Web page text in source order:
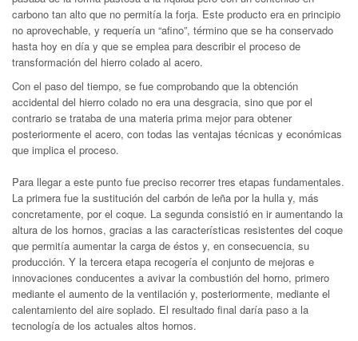
carbono tan alto que no permitía la forja. Este producto era en principio
no aprovechable, y requería un “afino”, término que se ha conservado
hasta hoy en día y que se emplea para describir el proceso de
transformación del hierro colado al acero.
Con el paso del tiempo, se fue comprobando que la obtención
accidental del hierro colado no era una desgracia, sino que por el
contrario se trataba de una materia prima mejor para obtener
posteriormente el acero, con todas las ventajas técnicas y económicas
que implica el proceso.
Para llegar a este punto fue preciso recorrer tres etapas fundamentales.
La primera fue la sustitución del carbón de leña por la hulla y, más
concretamente, por el coque. La segunda consistió en ir aumentando la
altura de los hornos, gracias a las características resistentes del coque
que permitía aumentar la carga de éstos y, en consecuencia, su
producción. Y la tercera etapa recogería el conjunto de mejoras e
innovaciones conducentes a avivar la combustión del horno, primero
mediante el aumento de la ventilación y, posteriormente, mediante el
calentamiento del aire soplado. El resultado final daría paso a la
tecnología de los actuales altos hornos.